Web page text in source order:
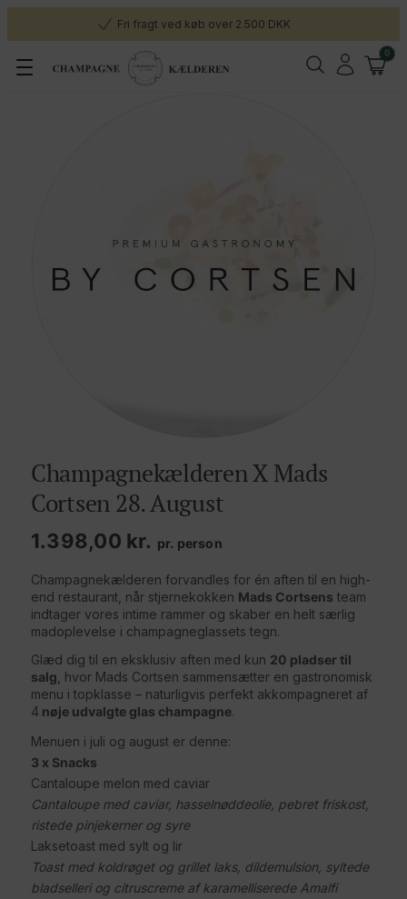
Fri fragt ved køb over 2.500 DKK
0
Champagnekælderen X Mads
Cortsen 28. August
1.398,00 kr. pr. person
Champagnekælderen forvandles for én aften til en high-
end restaurant, når stjernekokken Mads Cortsens team
indtager vores intime rammer og skaber en helt særlig
madoplevelse i champagneglassets tegn.
Glæd dig til en eksklusiv aften med kun 20 pladser til
salg , hvor Mads Cortsen sammensætter en gastronomisk
menu i topklasse – naturligvis perfekt akkompagneret af
4 nøje udvalgte glas champagne.
Menuen i juli og august er denne:
3 x Snacks
Cantaloupe melon med caviar
Cantaloupe med caviar, hasselnøddeolie, pebret friskost,
ristede pinjekerner og syre
Laksetoast med sylt og lir
Toast med koldrøget og grillet laks, dildemulsion, syltede
bladselleri og citruscreme af karamelliserede Amalfi